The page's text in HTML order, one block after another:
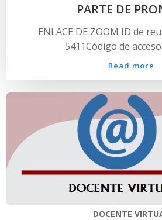
PARTE DE
ENLACE DE ZOOM ID de
5411Código de
Read more
DOCENTE